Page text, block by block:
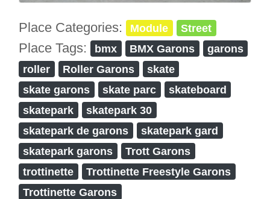
Place Categories: Module Street
Place Tags: bmx BMX Garons
garons
roller
Roller Garons
skate
skate garons
skate parc
skateboard
skatepark
skatepark 30
skatepark de garons
skatepark gard
skatepark garons
Trott Garons
trottinette
Trottinette Freestyle Garons
Trottinette Garons